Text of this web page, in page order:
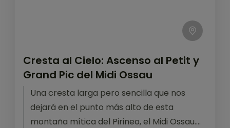
Cresta al Cielo: Ascenso al Petit y
Grand Pic del Midi Ossau
Una cresta larga pero sencilla que nos
dejará en el punto más alto de esta
montaña mítica del Pirineo, el Midi Ossau.